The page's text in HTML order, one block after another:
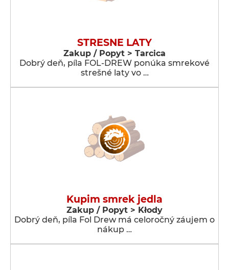
STRESNE LATY
Zakup / Popyt > Tarcica
Dobrý deň, píla FOL-DREW ponúka smrekové
strešné laty vo …
Kupim smrek jedla
Zakup / Popyt > Kłody
Dobrý deň, píla Fol Drew má celoročný záujem o
nákup …